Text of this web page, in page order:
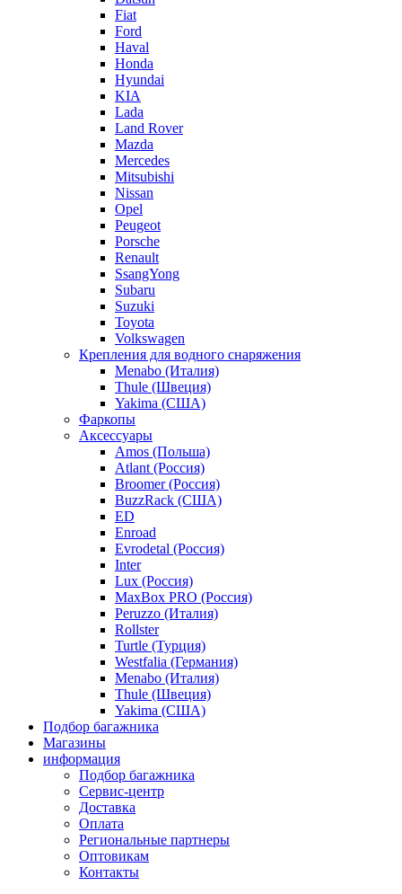
Fiat
Ford
Haval
Honda
Hyundai
KIA
Lada
Land Rover
Mazda
Mercedes
Mitsubishi
Nissan
Opel
Peugeot
Porsche
Renault
SsangYong
Subaru
Suzuki
Toyota
Volkswagen
Крепления для водного снаряжения
Menabo (Италия)
Thule (Швеция)
Yakima (США)
Фаркопы
Аксессуары
Amos (Польша)
Atlant (Россия)
Broomer (Россия)
BuzzRack (США)
ED
Enroad
Evrodetal (Россия)
Inter
Lux (Россия)
MaxBox PRO (Россия)
Peruzzo (Италия)
Rollster
Turtle (Турция)
Westfalia (Германия)
Menabo (Италия)
Thule (Швеция)
Yakima (США)
Подбор багажника
Магазины
информация
Подбор багажника
Сервис-центр
Доставка
Оплата
Региональные партнеры
Оптовикам
Контакты